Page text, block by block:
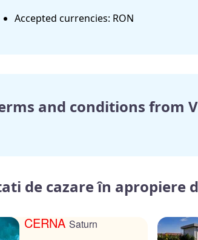
Accepted currencies: RON
and conditions from
de cazare în apropiere
CERNA Saturn